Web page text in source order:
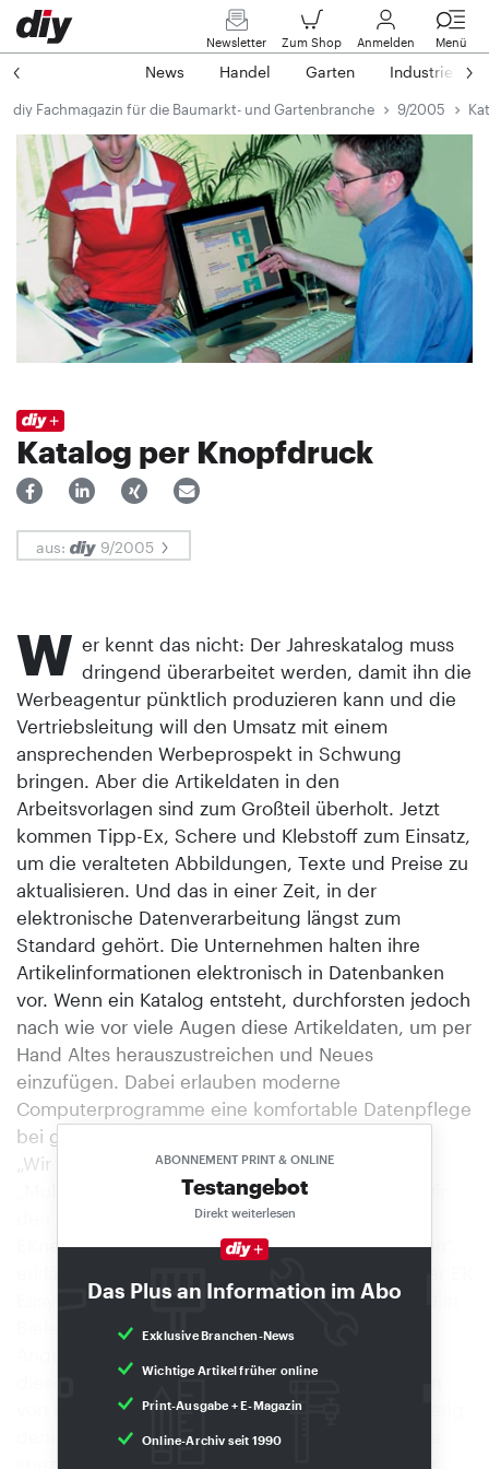
Newsletter Zum Shop Anmelden Menü
News Handel Garten Industrie
diy Fachmagazin für die Baumarkt- und Gartenbranche 9/2005
Katalog per Knopfdruck
aus: 9/2005
Das Plus an Information im Abo
Exklusive Branchen-News
Wichtige Artikel früher online
Print-Ausgabe + E-Magazin
Online-Archiv seit 1990
ABONNEMENT PRINT & ONLINE
Testangebot
Direkt weiterlesen
W er kennt das nicht: Der Jahreskatalog muss
dringend überarbeitet werden, damit ihn die
Werbeagentur pünktlich produzieren kann und die
Vertriebsleitung will den Umsatz mit einem
ansprechenden Werbeprospekt in Schwung
bringen. Aber die Artikeldaten in den
Arbeitsvorlagen sind zum Großteil überholt. Jetzt
kommen Tipp-Ex, Schere und Klebstoff zum Einsatz,
um die veralteten Abbildungen, Texte und Preise zu
aktualisieren. Und das in einer Zeit, in der
elektronische Datenverarbeitung längst zum
Standard gehört. Die Unternehmen halten ihre
Artikelinformationen elektronisch in Datenbanken
vor. Wenn ein Katalog entsteht, durchforsten jedoch
nach wie vor viele Augen diese Artikeldaten, um per
Hand Altes herauszustreichen und Neues
einzufügen. Dabei erlauben moderne
Computerprogramme eine komfortable Datenpflege
bei geringem Aufwand.
„Wir arbeiten seit gut einem Jahr mit einem
„Multimedia-Catalog-System“ (MCS), aus dem wir
den Internet-Auftritt EK Online, den CD-Katalog
EKnet und komplette Hochglanzkataloge machen“,
Easy-Systems, IT-Tochter der EK Großeinkauf eG in
Bielefeld. EK Großeinkauf verwaltet auch das
diesem MCS. „MCS hat bei uns eine Kombination
von Programmen abgelöst. Früher war es schwierig,
denn man brauchte für einige dieser Programme